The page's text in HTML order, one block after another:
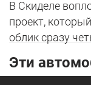
В Скиделе
проект,
облик сразу
Эти